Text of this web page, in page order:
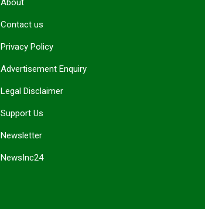
About
Contact us
Privacy Policy
Advertisement Enquiry
Legal Disclaimer
Support Us
Newsletter
NewsInc24